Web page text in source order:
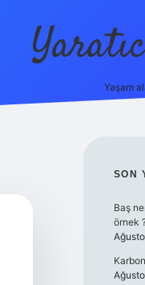
Yaşam
SON
Baş
örnek